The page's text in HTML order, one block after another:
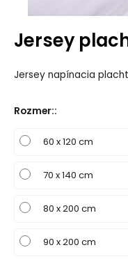
Jersey
Jersey napínacia
Rozmer::
60 x 120 cm
70 x 140 cm
80 x 200 cm
90 x 200 cm